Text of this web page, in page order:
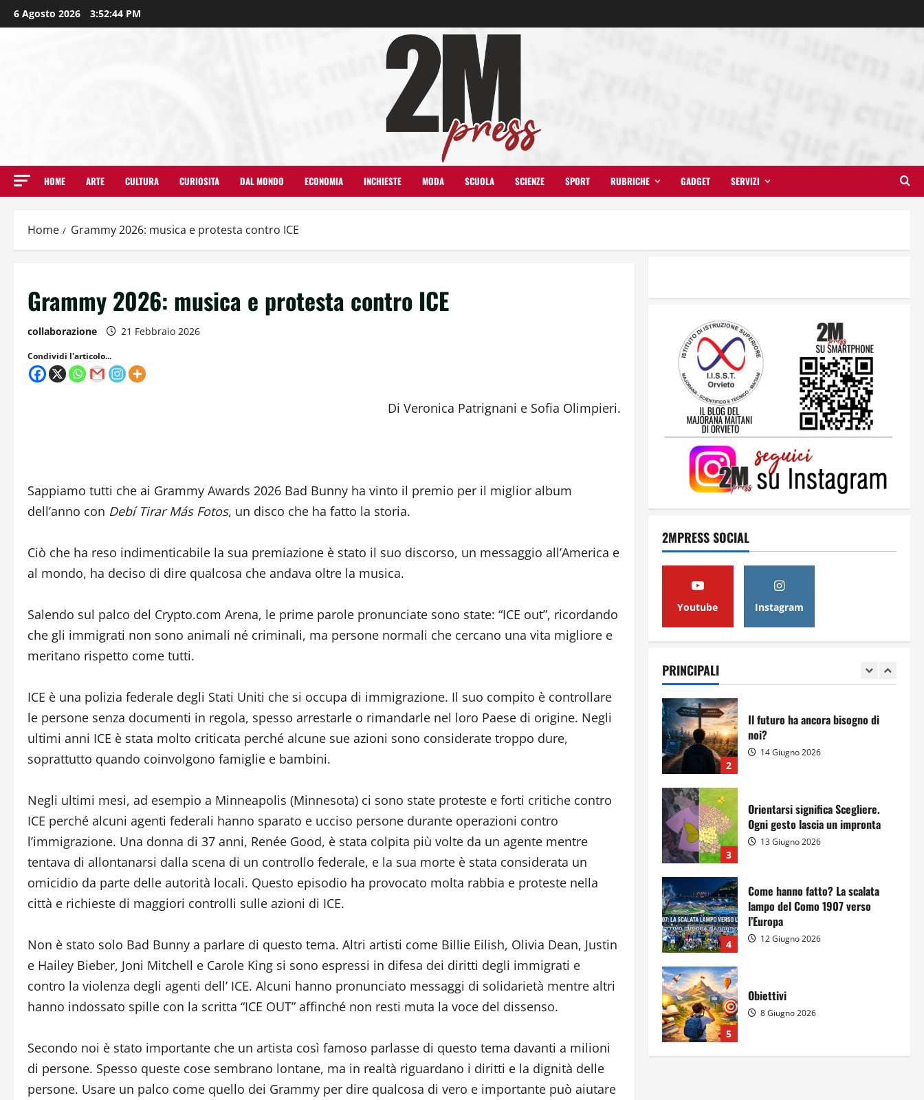
6 Agosto 2026 3:52:44 PM
HOME ARTE CULTURA CURIOSITA DAL MONDO ECONOMIA INCHIESTE MODA SCUOLA SCIENZE SPORT RUBRICHE GADGET SERVIZI
Home Grammy 2026: musica e protesta contro ICE
Grammy 2026: musica e protesta contro ICE
collaborazione 21 Febbraio 2026
Condividi l'articolo...
Di Veronica Patrignani e Sofia Olimpieri.
Sappiamo tutti che ai Grammy Awards 2026 Bad Bunny ha vinto il premio per il miglior album
dell’anno con Debí Tirar Más Fotos, un disco che ha fatto la storia.
Ciò che ha reso indimenticabile la sua premiazione è stato il suo discorso, un messaggio all’America e
al mondo, ha deciso di dire qualcosa che andava oltre la musica.
Salendo sul palco del Crypto.com Arena, le prime parole pronunciate sono state: “ICE out”, ricordando
che gli immigrati non sono animali né criminali, ma persone normali che cercano una vita migliore e
meritano rispetto come tutti.
ICE è una polizia federale degli Stati Uniti che si occupa di immigrazione. Il suo compito è controllare
le persone senza documenti in regola, spesso arrestarle o rimandarle nel loro Paese di origine. Negli
ultimi anni ICE è stata molto criticata perché alcune sue azioni sono considerate troppo dure,
soprattutto quando coinvolgono famiglie e bambini.
Negli ultimi mesi, ad esempio a Minneapolis (Minnesota) ci sono state proteste e forti critiche contro
ICE perché alcuni agenti federali hanno sparato e ucciso persone durante operazioni contro
l’immigrazione. Una donna di 37 anni, Renée Good, è stata colpita più volte da un agente mentre
tentava di allontanarsi dalla scena di un controllo federale, e la sua morte è stata considerata un
omicidio da parte delle autorità locali. Questo episodio ha provocato molta rabbia e proteste nella
città e richieste di maggiori controlli sulle azioni di ICE.
Non è stato solo Bad Bunny a parlare di questo tema. Altri artisti come Billie Eilish, Olivia Dean, Justin
e Hailey Bieber, Joni Mitchell e Carole King si sono espressi in difesa dei diritti degli immigrati e
contro la violenza degli agenti dell’ ICE. Alcuni hanno pronunciato messaggi di solidarietà mentre altri
hanno indossato spille con la scritta “ICE OUT” affinché non resti muta la voce del dissenso.
Secondo noi è stato importante che un artista così famoso parlasse di questo tema davanti a milioni
di persone. Spesso queste cose sembrano lontane, ma in realtà riguardano i diritti e la dignità delle
persone. Usare un palco come quello dei Grammy per dire qualcosa di vero e importante può aiutare
2MPRESS SOCIAL
Youtube Instagram
PRINCIPALI
2
3
Orientarsi significa Scegliere.
Ogni gesto lascia un impronta
13 Giugno 2026
4
lampo del Como 1907 verso
l’Europa
12 Giugno 2026
Obiettivi
8 Giugno 2026
il Majorana-Maitani al Festival
2
Il futuro ha ancora bisogno di
noi?
14 Giugno 2026
3
Orientarsi significa Scegliere.
Ogni gesto lascia un impronta
13 Giugno 2026
4
Come hanno fatto? La scalata
lampo del Como 1907 verso
l’Europa
12 Giugno 2026
5
Obiettivi
8 Giugno 2026